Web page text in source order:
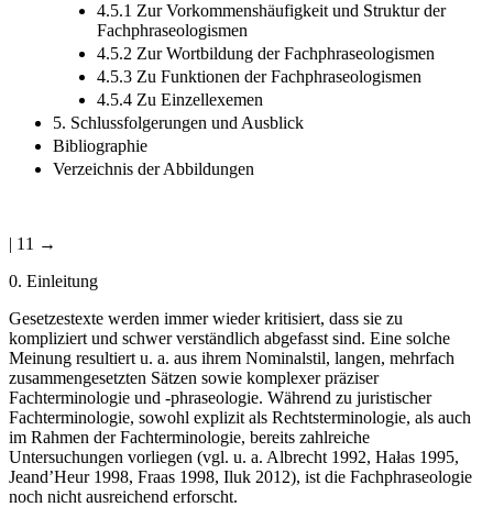
4.5 Resümee
4.5.1 Zur Vorkommenshäufigkeit und Struktur der
Fachphraseologismen
4.5.2 Zur Wortbildung der Fachphraseologismen
4.5.3 Zu Funktionen der Fachphraseologismen
4.5.4 Zu Einzellexemen
5. Schlussfolgerungen und Ausblick
Bibliographie
Gesetzestexte werden immer wieder kritisiert, dass sie zu
kompliziert und schwer verständlich abgefasst sind. Eine solche
Meinung resultiert u. a. aus ihrem Nominalstil, langen, mehrfach
zusammengesetzten Sätzen sowie komplexer präziser
Fachterminologie und -phraseologie. Während zu juristischer
Fachterminologie, sowohl explizit als Rechtsterminologie, als auch
im Rahmen der Fachterminologie, bereits zahlreiche
Untersuchungen vorliegen (vgl. u. a. Albrecht 1992, Hałas 1995,
Jeand’Heur 1998, Fraas 1998, Iluk 2012), ist die Fachphraseologie